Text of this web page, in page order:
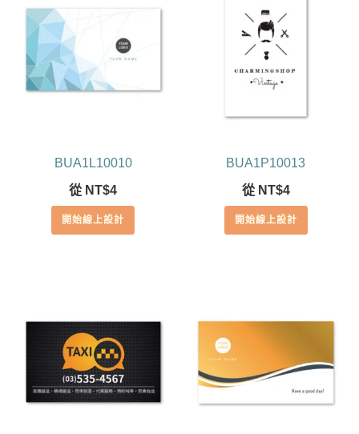
BUA1L10010
從 NT$4
開始線上設計
BUA1P10013
從 NT$4
開始線上設計